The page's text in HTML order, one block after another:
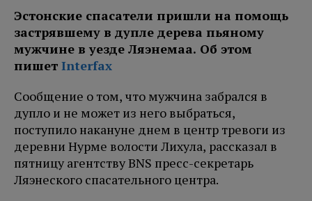
Эстонские спасатели пришли на помощь
застрявшему в дупле дерева пьяному
мужчине в уезде Ляэнемаа. Об этом
пишет Interfax
Сообщение о том, что мужчина забрался в
дупло и не может из него выбраться,
поступило накануне днем в центр тревоги из
деревни Нурме волости Лихула, рассказал в
пятницу агентству BNS пресс-секретарь
Ляэнеского спасательного центра.